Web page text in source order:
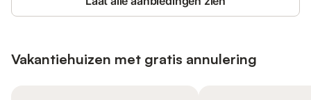
Vakantiehuizen met gratis annulering